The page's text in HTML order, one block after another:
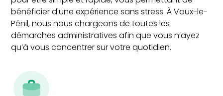
bénéficier d'une expérience sans stress. À Vaux-le-
Pénil, nous nous chargeons de toutes les
démarches administratives afin que vous n’ayez
qu’à vous concentrer sur votre quotidien.